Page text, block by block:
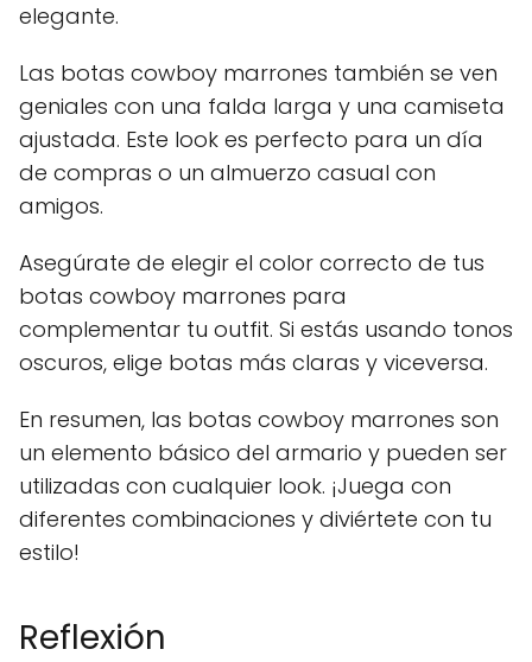
elegante.
Las botas cowboy marrones también se ven
geniales con una falda larga y una camiseta
ajustada. Este look es perfecto para un día
de compras o un almuerzo casual con
amigos.
Asegúrate de elegir el color correcto de tus
botas cowboy marrones para
complementar tu outfit. Si estás usando tonos
oscuros, elige botas más claras y viceversa.
En resumen, las botas cowboy marrones son
un elemento básico del armario y pueden ser
utilizadas con cualquier look. ¡Juega con
diferentes combinaciones y diviértete con tu
estilo!
Reflexión